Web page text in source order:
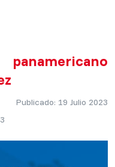
Publicado: 19 Julio 2023